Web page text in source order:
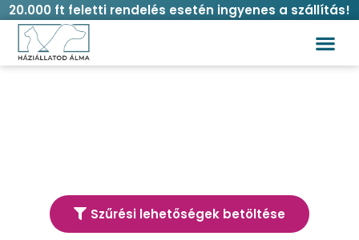
20.000 ft feletti rendelés esetén ingyenes a szállítás!
Szűrési lehetőségek betöltése